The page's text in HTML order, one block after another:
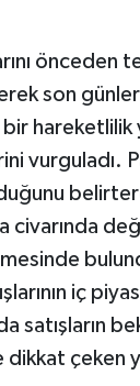
önceden
son
bir
vurguladı.
civarında
iç
satışların
çeken